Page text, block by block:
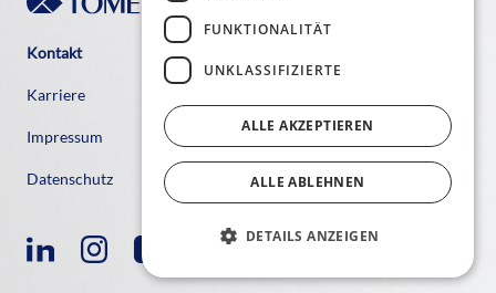
Kontakt
Karriere
Impressum
Datenschutz
FUNKTIONALITÄT
UNKLASSIFIZIERTE
ALLE AKZEPTIEREN
ALLE ABLEHNEN
DETAILS ANZEIGEN